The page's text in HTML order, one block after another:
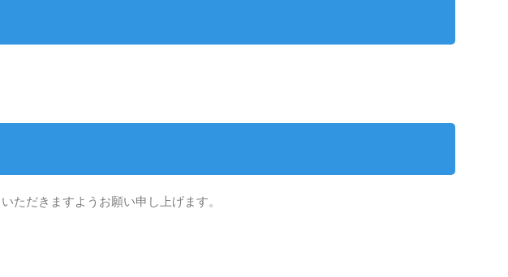
ただきますようお願い申し上げます。